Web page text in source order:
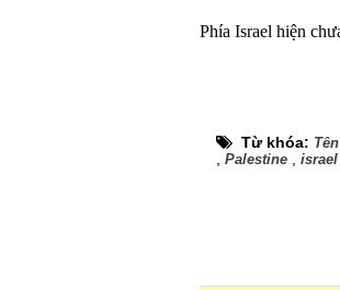
Phía Israel hiện
Từ khóa:
Palestine israel